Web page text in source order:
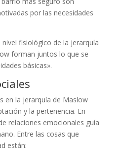
por las necesidades
nivel fisiológico de la jerarquía
forman juntos lo que se
básicas».
en la jerarquía de Maslow
y la pertenencia. En
relaciones emocionales guía
Entre las cosas que
están: